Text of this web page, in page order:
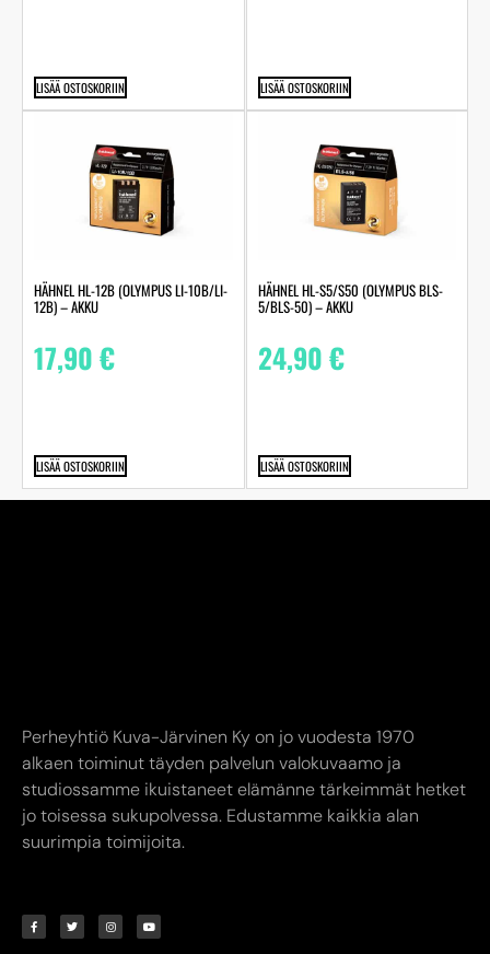
LISÄÄ OSTOSKORIIN LISÄÄ OSTOSKORIIN
HÄHNEL HL-12B (OLYMPUS LI-10B/LI-
12B) – AKKU
17,90€
LISÄÄ OSTOSKORIIN
HÄHNEL HL-S5/S50 (OLYMPUS BLS-
5/BLS-50) – AKKU
24,90€
LISÄÄ OSTOSKORIIN
Perheyhtiö Kuva-Järvinen Ky on jo vuodesta 1970
alkaen toiminut täyden palvelun valokuvaamo ja
studiossamme ikuistaneet elämänne tärkeimmät hetket
jo toisessa sukupolvessa. Edustamme kaikkia alan
suurimpia toimijoita.